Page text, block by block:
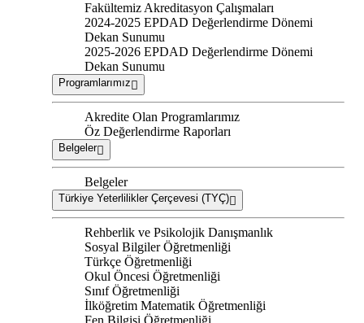
Fakültemiz Akreditasyon Çalışmaları
2024-2025 EPDAD Değerlendirme Dönemi
Dekan Sunumu
2025-2026 EPDAD Değerlendirme Dönemi
Dekan Sunumu
Programlarımız
Akredite Olan Programlarımız
Öz Değerlendirme Raporları
Belgeler
Belgeler
Türkiye Yeterlilikler Çerçevesi (TYÇ)
Rehberlik ve Psikolojik Danışmanlık
Sosyal Bilgiler Öğretmenliği
Türkçe Öğretmenliği
Okul Öncesi Öğretmenliği
Sınıf Öğretmenliği
İlköğretim Matematik Öğretmenliği